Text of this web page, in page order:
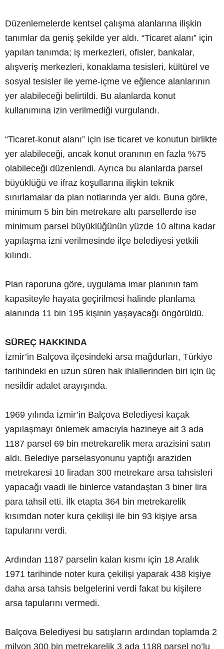
Düzenlemelerde kentsel çalışma alanlarına ilişkin
tanımlar da geniş şekilde yer aldı. “Ticaret alanı” için
yapılan tanımda; iş merkezleri, ofisler, bankalar,
alışveriş merkezleri, konaklama tesisleri, kültürel ve
sosyal tesisler ile yeme-içme ve eğlence alanlarının
yer alabileceği belirtildi. Bu alanlarda konut
kullanımına izin verilmediği vurgulandı.
“Ticaret-konut alanı” için ise ticaret ve konutun birlikte
yer alabileceği, ancak konut oranının en fazla %75
olabileceği düzenlendi. Ayrıca bu alanlarda parsel
büyüklüğü ve ifraz koşullarına ilişkin teknik
sınırlamalar da plan notlarında yer aldı. Buna göre,
minimum 5 bin bin metrekare altı parsellerde ise
minimum parsel büyüklüğünün yüzde 10 altına kadar
yapılaşma izni verilmesinde ilçe belediyesi yetkili
kılındı.
Plan raporuna göre, uygulama imar planının tam
kapasiteyle hayata geçirilmesi halinde planlama
alanında 11 bin 195 kişinin yaşayacağı öngörüldü.
SÜREÇ HAKKINDA
İzmir’in Balçova ilçesindeki arsa mağdurları, Türkiye
tarihindeki en uzun süren hak ihlallerinden biri için üç
nesildir adalet arayışında.
1969 yılında İzmir’in Balçova Belediyesi kaçak
yapılaşmayı önlemek amacıyla hazineye ait 3 ada
1187 parsel 69 bin metrekarelik mera arazisini satın
aldı. Belediye parselasyonunu yaptığı araziden
metrekaresi 10 liradan 300 metrekare arsa tahsisleri
yapacağı vaadi ile binlerce vatandaştan 3 biner lira
para tahsil etti. İlk etapta 364 bin metrekarelik
kısımdan noter kura çekilişi ile bin 93 kişiye arsa
tapularını verdi.
Ardından 1187 parselin kalan kısmı için 18 Aralık
1971 tarihinde noter kura çekilişi yaparak 438 kişiye
daha arsa tahsis belgelerini verdi fakat bu kişilere
arsa tapularını vermedi.
Balçova Belediyesi bu satışların ardından toplamda 2
milyon 300 bin metrekarelik 3 ada 1188 parsel no’lu